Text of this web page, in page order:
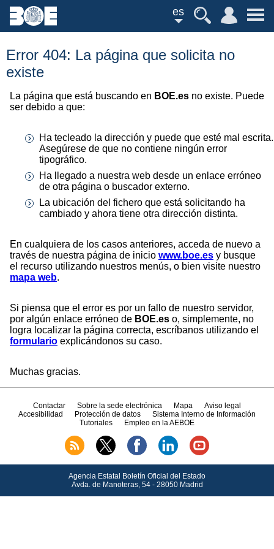
es
Error 404: La página que solicita no
existe
La página que está buscando en BOE.es no existe. Puede
ser debido a que:
Ha tecleado la dirección y puede que esté mal escrita.
Asegúrese de que no contiene ningún error
tipográfico.
Ha llegado a nuestra web desde un enlace erróneo
de otra página o buscador externo.
La ubicación del fichero que está solicitando ha
cambiado y ahora tiene otra dirección distinta.
En cualquiera de los casos anteriores, acceda de nuevo a
través de nuestra página de inicio www.boe.es y busque
el recurso utilizando nuestros menús, o bien visite nuestro
mapa web.
Si piensa que el error es por un fallo de nuestro servidor,
por algún enlace erróneo de BOE.es o, simplemente, no
logra localizar la página correcta, escríbanos utilizando el
formulario explicándonos su caso.
Muchas gracias.
Contactar Sobre la sede electrónica Mapa
Aviso legal
Accesibilidad
Protección de datos
Sistema Interno de Información
Tutoriales
Empleo en la AEBOE
Agencia Estatal Boletín Oficial del Estado
Avda.de Manoteras, 54 - 28050 Madrid